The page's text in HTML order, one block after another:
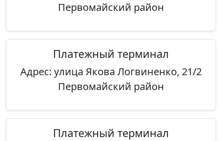
Первомайский район
Платежный терминал
Адрес: улица Якова Логвиненко, 21/2
Первомайский район
Платежный терминал